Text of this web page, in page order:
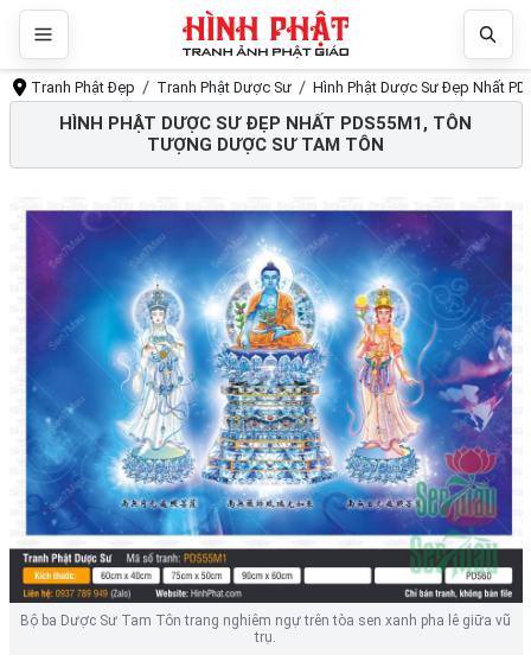
Tranh Phật Đẹp Tranh Phật Dược Sư Hình Phật Dược Sư Đẹp Nhất
HÌNH PHẬT DƯỢC SƯ ĐẸP NHẤT PDS55M1, TÔN
TƯỢNG DƯỢC SƯ TAM TÔN
Bộ ba Dược Sư Tam Tôn trang nghiêm ngự trên tòa sen xanh pha lê giữa vũ
trụ.